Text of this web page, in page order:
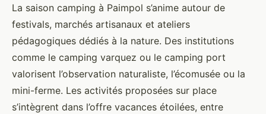
La saison camping à Paimpol s’anime autour de
festivals, marchés artisanaux et ateliers
pédagogiques dédiés à la nature. Des institutions
comme le camping varquez ou le camping port
valorisent l’observation naturaliste, l’écomusée ou la
mini-ferme. Les activités proposées sur place
s’intègrent dans l’offre vacances étoilées, entre